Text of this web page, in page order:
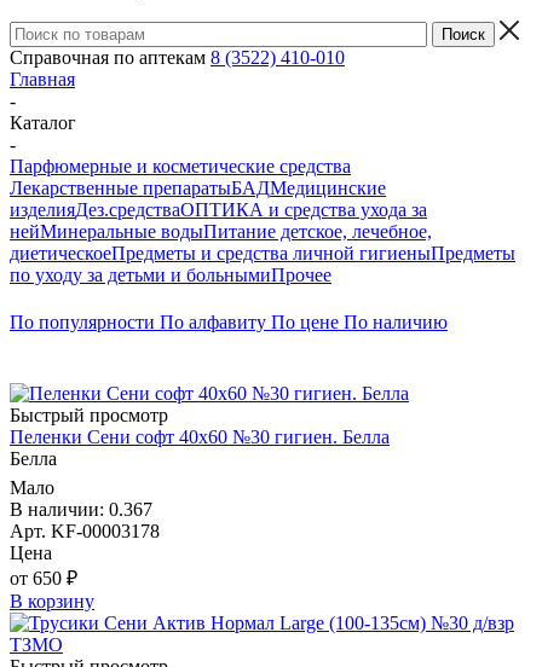
Справочная по аптекам 8 (3522) 410-010
Главная
-
Каталог
-
Парфюмерные и косметические средства
Лекарственные препаратыБАДМедицинские
изделияДез.средстваОПТИКА и средства ухода за
нейМинеральные водыПитание детское, лечебное,
диетическоеПредметы и средства личной гигиеныПредметы
по уходу за детьми и больнымиПрочее
По популярности По алфавиту По цене По наличию
Быстрый просмотр
Пеленки Сени софт 40х60 №30 гигиен. Белла
Белла
Мало
В наличии: 0.367
Арт. KF-00003178
Цена
от 650 ₽
В корзину